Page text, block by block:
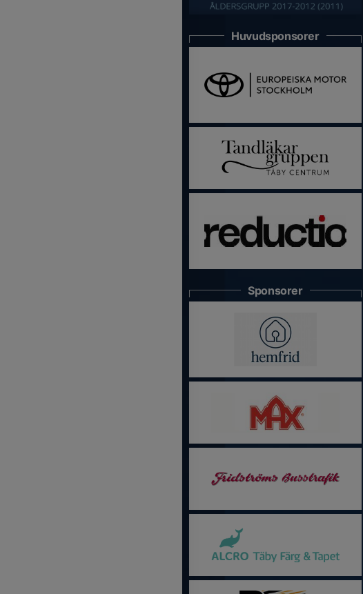
Huvudsponsorer
Sponsorer